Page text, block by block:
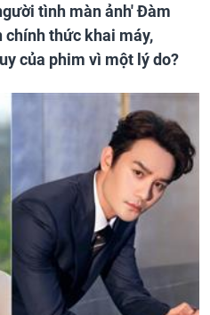
tình màn ảnh' Đàm
chính thức khai máy,
của phim vì một lý do?